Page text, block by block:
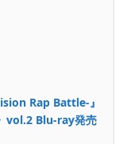
Rap Battle-』
vol.2 Blu-ray発売